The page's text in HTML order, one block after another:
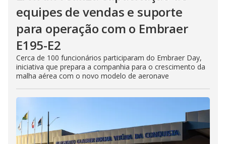
equipes de vendas e suporte
para operação com o Embraer
E195-E2
Cerca de 100 funcionários participaram do Embraer Day,
iniciativa que prepara a companhia para o crescimento da
malha aérea com o novo modelo de aeronave